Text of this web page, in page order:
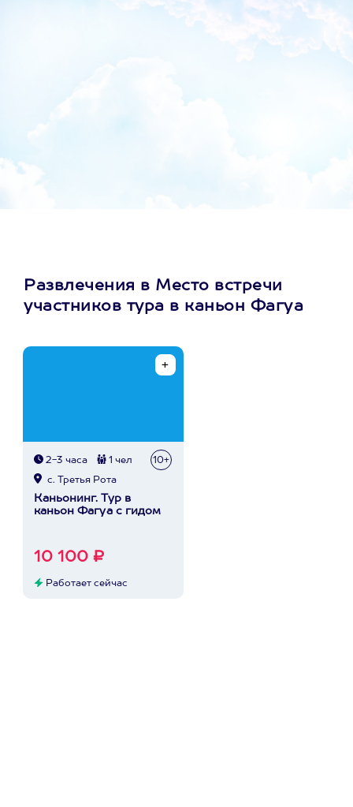
Развлечения в Место встречи
участников тура в каньон Фагуа
2-3 часа 1 чел 10+
с. Третья Рота
Каньонинг. Тур в
каньон Фагуа с гидом
10 100 ₽
Работает сейчас